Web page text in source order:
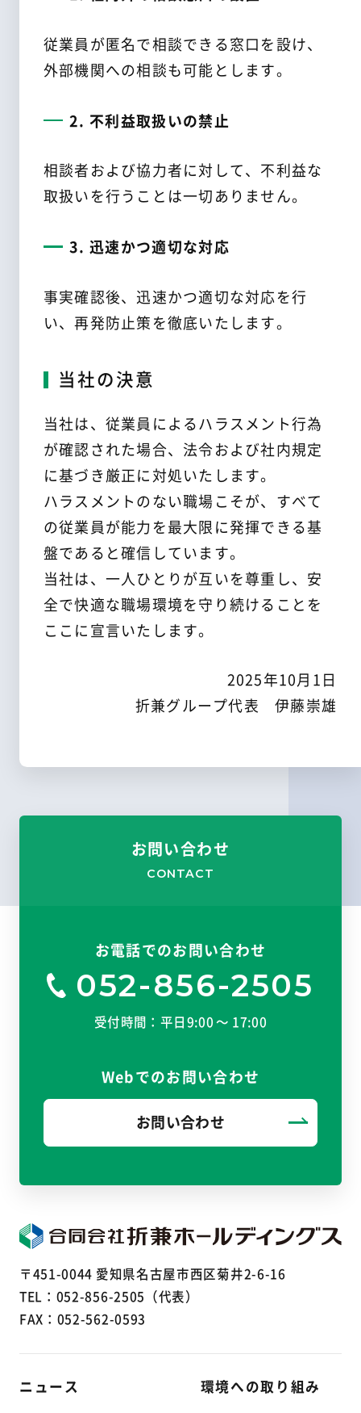
従業員が匿名で相談できる窓口を設け、
外部機関への相談も可能とします。
2. 不利益取扱いの禁止
相談者および協力者に対して、不利益な
取扱いを行うことは一切ありません。
3. 迅速かつ適切な対応
事実確認後、迅速かつ適切な対応を行
い、再発防止策を徹底いたします。
当社の決意
当社は、従業員によるハラスメント行為
が確認された場合、法令および社内規定
に基づき厳正に対処いたします。
ハラスメントのない職場こそが、すべて
の従業員が能力を最大限に発揮できる基
盤であると確信しています。
当社は、一人ひとりが互いを尊重し、安
全で快適な職場環境を守り続けることを
ここに宣言いたします。
2025年10月1日
折兼グループ代表 伊藤崇雄
お問い合わせ
CONTACT
お電話でのお問い合わせ
052-856-2505
受付時間：平日9:00 〜 17:00
Webでのお問い合わせ
お問い合わせ
〒451-0044 愛知県名古屋市西区菊井2-6-16
TEL： 052-856-2505
（代表）
FAX：052-562-0593
ニュース 環境への取り組み